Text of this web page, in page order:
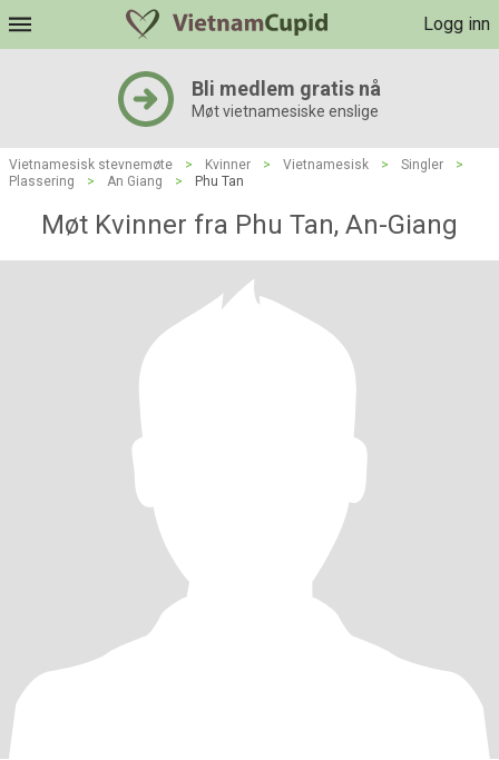
Logg inn
Bli medlem gratis nå
Møt vietnamesiske enslige
Vietnamesisk stevnemøte > Kvinner > Vietnamesisk > Singler
>
Plassering
> An Giang > Phu Tan
Møt Kvinner fra Phu Tan, An-Giang